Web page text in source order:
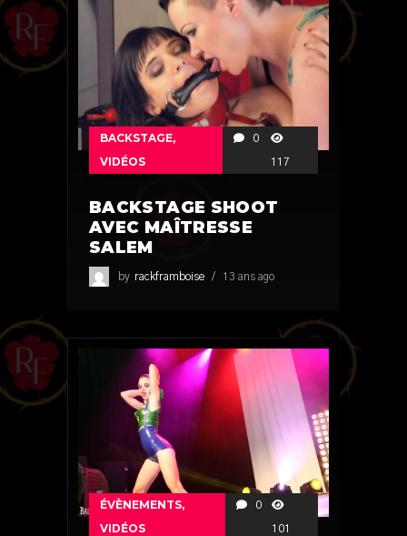
BACKSTAGE,
VIDÉOS
0
117
BACKSTAGE SHOOT
AVEC MAÎTRESSE
SALEM
by rackframboise 13 ans ago
ÉVÈNEMENTS,
VIDÉOS
0
101